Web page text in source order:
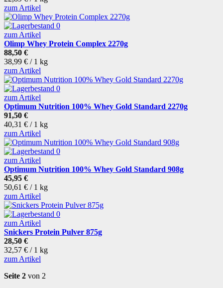
zum Artikel
zum Artikel
Olimp Whey Protein Complex 2270g
88,50 €
38,99 € / 1 kg
zum Artikel
zum Artikel
Optimum Nutrition 100% Whey Gold Standard 2270g
91,50 €
40,31 € / 1 kg
zum Artikel
zum Artikel
Optimum Nutrition 100% Whey Gold Standard 908g
45,95 €
50,61 € / 1 kg
zum Artikel
zum Artikel
Snickers Protein Pulver 875g
28,50 €
32,57 € / 1 kg
zum Artikel
Seite 2 von 2